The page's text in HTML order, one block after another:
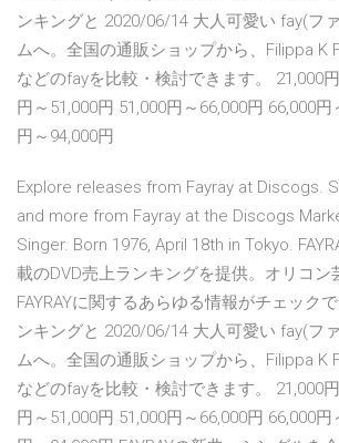
ンキングと 2020/06/14 大人可愛い fay(フ
ムへ。全国の通販ショップから、Filippa K
などのfayを比較・検討できます。 21,000
円～51,000円 51,000円～66,000円 66,000円
円～94,000円
Explore releases from Fayray at Discogs.
and more from Fayray at the Discogs
Singer. Born 1976, April 18th in Tokyo.
載のDVD売上ランキングを提供。オリコン
FAYRAYに関するあらゆる情報がチェック
ンキングと 2020/06/14 大人可愛い fay(フ
ムへ。全国の通販ショップから、Filippa K
などのfayを比較・検討できます。 21,000
円～51,000円 51,000円～66,000円 66,000円